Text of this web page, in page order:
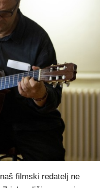
filmski redatelj ne